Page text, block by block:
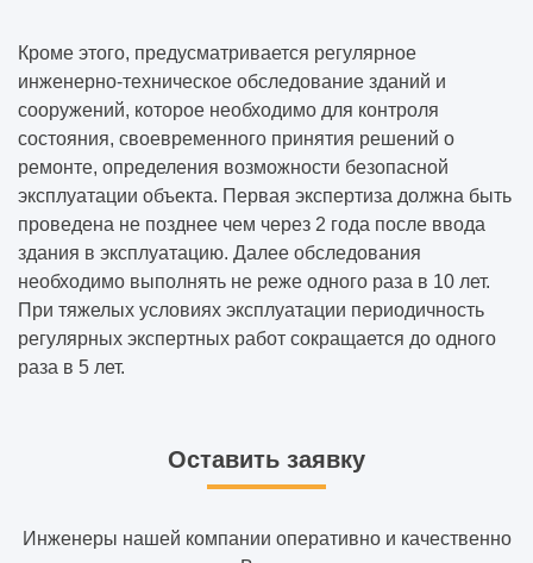
Кроме этого, предусматривается регулярное
инженерно-техническое обследование зданий и
сооружений, которое необходимо для контроля
состояния, своевременного принятия решений о
ремонте, определения возможности безопасной
эксплуатации объекта. Первая экспертиза должна быть
проведена не позднее чем через 2 года после ввода
здания в эксплуатацию. Далее обследования
необходимо выполнять не реже одного раза в 10 лет.
При тяжелых условиях эксплуатации периодичность
регулярных экспертных работ сокращается до одного
раза в 5 лет.
Оставить заявку
Инженеры нашей компании оперативно и качественно